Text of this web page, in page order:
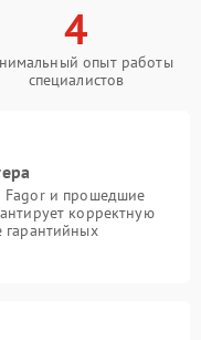
4
опыт работы
специалистов
Fagor и прошедшие
корректную
гарантийных